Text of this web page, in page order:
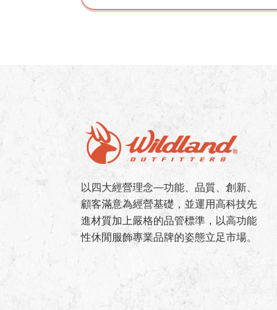
以四大經營理念—功能、品質、創新、
顧客滿意為經營基礎，並運用高科技先
進材質加上嚴格的品管標準，以高功能
性休閒服飾專業品牌的姿態立足市場。